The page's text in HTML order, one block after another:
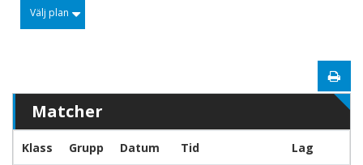
Välj plan
Matcher
Klass Grupp Datum Tid Lag